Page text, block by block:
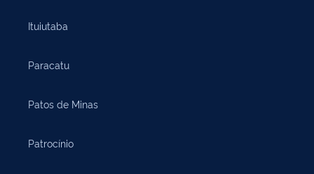
Ituiutaba
Paracatu
Patos de Minas
Patrocínio